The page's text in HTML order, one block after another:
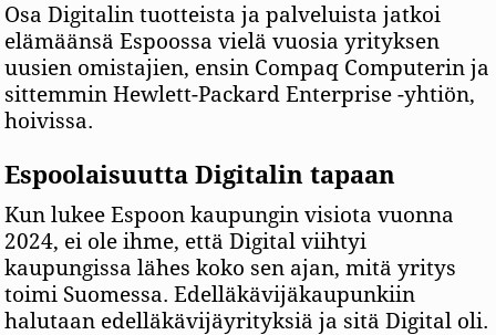
Osa Digitalin tuotteista ja palveluista jatkoi
elämäänsä Espoossa vielä vuosia yrityksen
uusien omistajien, ensin Compaq Computerin ja
sittemmin Hewlett-Packard Enterprise -yhtiön,
hoivissa.
Espoolaisuutta Digitalin tapaan
Kun lukee Espoon kaupungin visiota vuonna
2024, ei ole ihme, että Digital viihtyi
kaupungissa lähes koko sen ajan, mitä yritys
toimi Suomessa. Edelläkävijäkaupunkiin
halutaan edelläkävijäyrityksiä ja sitä Digital oli.